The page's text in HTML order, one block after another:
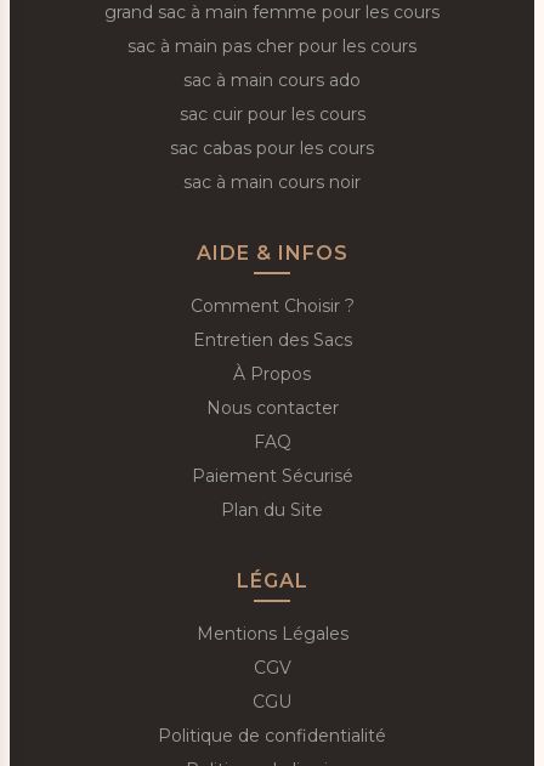
grand sac à main femme pour les cours
sac à main pas cher pour les cours
sac à main cours ado
sac cuir pour les cours
sac cabas pour les cours
sac à main cours noir
AIDE & INFOS
Comment Choisir ?
Entretien des Sacs
À Propos
Nous contacter
FAQ
Paiement Sécurisé
Plan du Site
LÉGAL
Mentions Légales
CGV
CGU
Politique de confidentialité